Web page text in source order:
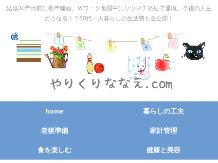
結婚30年目前に熟年離婚。Ｗワーク奮闘中にリウマチ発症で退職。今後の人生
どうなる！？60代一人暮らしの生活費も全公開！
home 暮らしの工夫
老後準備 家計管理
食を楽しむ 健康と美容